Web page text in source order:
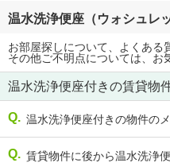
温水洗浄便座（ウォシュレ
お部屋探しについて、よくある
その他ご不明点については、お
温水洗浄便座付きの賃貸物
温水洗浄便座付きの物件の
賃貸物件に後から温水洗浄